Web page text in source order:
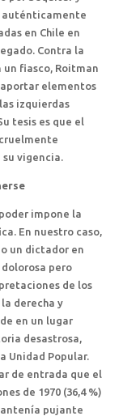
auténticamente
en Chile en
Contra la
un fiasco, Roitman
elementos
izquierdas
tesis es que el
vigencia.
impone la
En nuestro caso,
un dictador en
pero
de los
derecha y
en un lugar
desastrosa,
Unidad Popular.
de entrada que el
de 1970 (36,4 %)
pujante